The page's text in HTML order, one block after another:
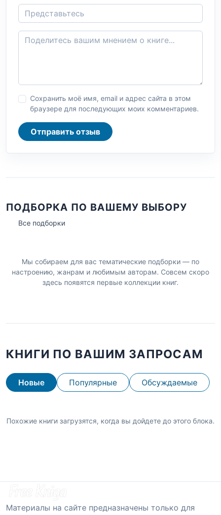
Сохранить моё имя, email и адрес сайта в этом
браузере для последующих моих комментариев.
Отправить отзыв
ПОДБОРКА ПО ВАШЕМУ ВЫБОРУ
Все подборки
Мы собираем для вас тематические подборки — по
настроению, жанрам и любимым авторам. Совсем скоро
здесь появятся первые коллекции книг.
КНИГИ ПО ВАШИМ ЗАПРОСАМ
Новые Популярные Обсуждаемые
Похожие книги загрузятся, когда вы дойдете до этого блока.
Материалы на сайте предназначены только для